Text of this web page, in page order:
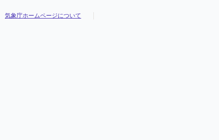
気象庁ホームページについて